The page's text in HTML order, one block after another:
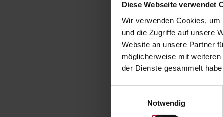
Diese Webseite verwendet
Wir verwenden Cookies,
und die Zugriffe auf unsere
Website an unsere Partner
möglicherweise mit
der Dienste gesammelt
Notwendig